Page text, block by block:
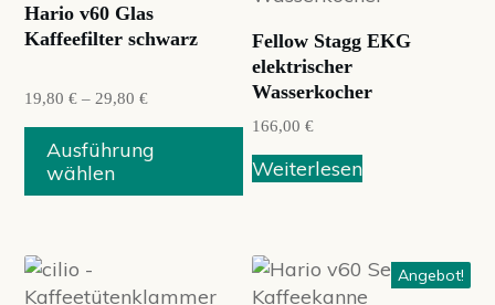
Hario v60 Glas
Kaffeefilter schwarz
19,80 € – 29,80 €
Ausführung
wählen
mehrere
Varianten
Die
Optionen
können
auf
gewählt
werden
Fellow Stagg EKG
elektrischer
Wasserkocher
166,00€
Weiterlesen
Angebot!
Dieses
Produkt